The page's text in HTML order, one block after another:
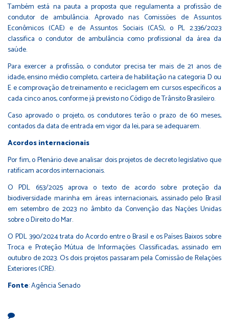
Também está na pauta a proposta que regulamenta a profissão de
condutor de ambulância. Aprovado nas Comissões de Assuntos
Econômicos (CAE) e de Assuntos Sociais (CAS), oPL 2.336/2023
classifica o condutor de ambulância como profissional da área da
saúde.
Para exercer a profissão, o condutor precisa ter mais de 21 anos de
idade, ensino médio completo, carteira de habilitação na categoria D ou
E e comprovação de treinamento e reciclagem em cursos específicos a
cada cinco anos, conforme já previsto noCódigo de Trânsito Brasileiro.
Caso aprovado o projeto, os condutores terão o prazo de 60 meses,
contados da data de entrada em vigor da lei, para se adequarem.
Acordos internacionais
Por fim, o Plenário deve analisar dois projetos de decreto legislativo que
ratificam acordos internacionais.
OPDL 653/2025aprova o texto de acordo sobre proteção da
biodiversidade marinha em áreas internacionais, assinado pelo Brasil
em setembro de 2023 no âmbito da Convenção das Nações Unidas
sobre o Direito do Mar.
O PDL 390/2024trata do Acordo entre o Brasil e os Países Baixos sobre
Troca e Proteção Mútua de Informações Classificadas, assinado em
outubro de 2023. Os dois projetos passaram pela Comissão de Relações
Exteriores (CRE).
Fonte: Agência Senado